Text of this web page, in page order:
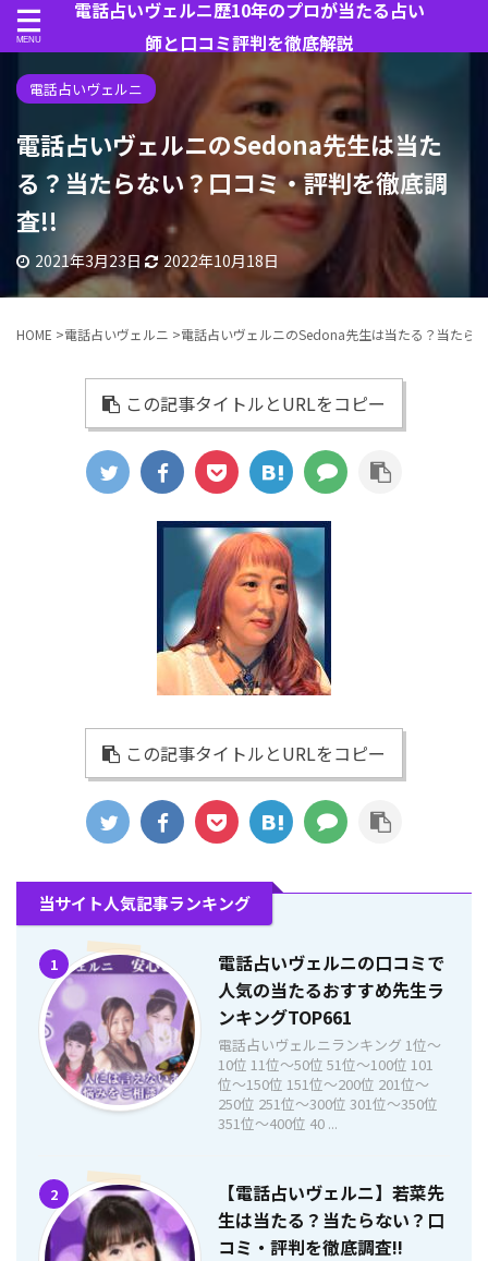
電話占いヴェルニ歴10年のプロが当たる占い
師と口コミ評判を徹底解説
電話占いヴェルニ
電話占いヴェルニのSedona先生は当た
る？当たらない？口コミ・評判を徹底調
査!!
2021年3月23日 2022年10月18日
HOME >電話占いヴェルニ >電話占いヴェルニのSedona先生は当たる？当たら
この記事タイトルとURLをコピー
この記事タイトルとURLをコピー
当サイト人気記事ランキング
1
電話占いヴェルニの口コミで
人気の当たるおすすめ先生ラ
ンキングTOP661
電話占いヴェルニランキング 1位〜
10位 11位〜50位 51位〜100位 101
位〜150位 151位〜200位 201位〜
250位 251位〜300位 301位〜350位
351位〜400位 40 ...
2
【電話占いヴェルニ】若菜先
生は当たる？当たらない？口
コミ・評判を徹底調査!!